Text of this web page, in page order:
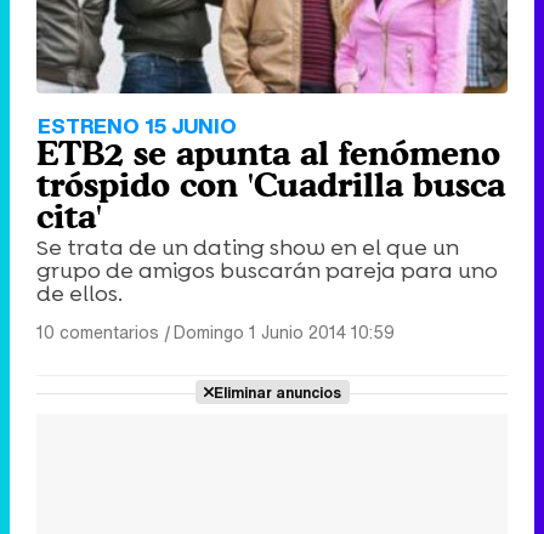
ESTRENO 15 JUNIO
ETB2 se apunta al fenómeno
tróspido con 'Cuadrilla busca
cita'
Se trata de un dating show en el que un
grupo de amigos buscarán pareja para uno
de ellos.
10 comentarios |Domingo 1 Junio 2014 10:59
Eliminar anuncios